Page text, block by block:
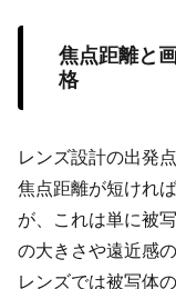
焦点距離と
格
レンズ設計の出発
焦点距離が短けれ
が、これは単に被
の大きさや遠近感
レンズでは被写体